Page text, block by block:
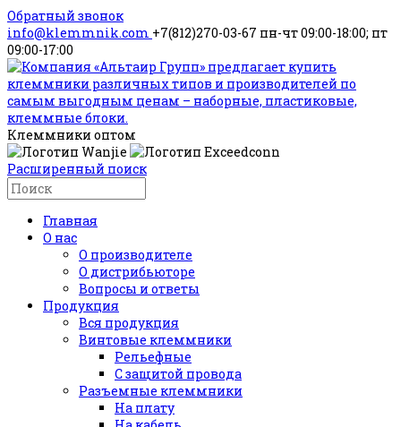
Обратный звонок
info@klemmnik.com +7(812)270-03-67 пн-чт 09:00-18:00; пт
09:00-17:00
Клеммники оптом
Расширенный поиск
Главная
О нас
О производителе
О дистрибьюторе
Вопросы и ответы
Продукция
Вся продукция
Винтовые клеммники
Рельефные
С защитой провода
Разъемные клеммники
На плату